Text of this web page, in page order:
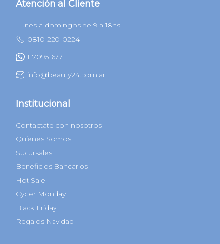
Atención al Cliente
Lunes a domingos de 9 a 18hs
0810-220-0224
1170951677
info@beauty24.com.ar
Institucional
Contactate con nosotros
Quienes Somos
Sucursales
Beneficios Bancarios
Hot Sale
Cyber Monday
Black Friday
Regalos Navidad